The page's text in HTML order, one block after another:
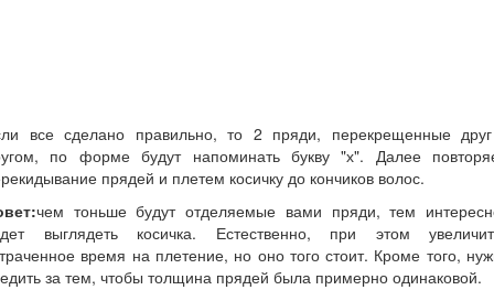
все сделано правильно, то 2 пряди, перекрещенные
по форме будут напоминать букву "х". Далее
прядей и плетем косичку до кончиков волос.
чем тоньше будут отделяемые вами пряди, тем
выглядеть косичка. Естественно, при этом
время на плетение, но оно того стоит. Кроме того,
за тем, чтобы толщина прядей была примерно одинаковой.